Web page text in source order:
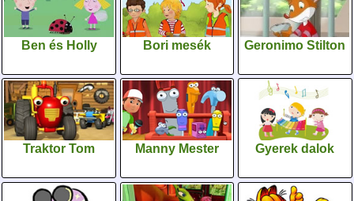
Ben és Holly Bori mesék Geronimo Stilton
Traktor Tom Manny Mester Gyerek dalok